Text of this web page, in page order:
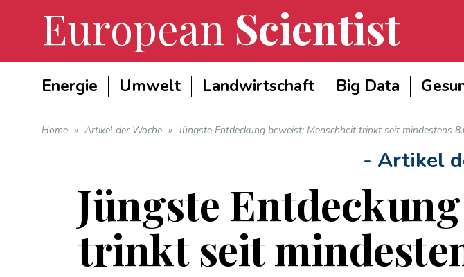
European Scientist
Energie Umwelt Landwirtschaft Big Data
Home » Artikel der Woche » Jüngste Entdeckung beweist: Menschheit trinkt seit mindestens
- Artikel
Jüngste
trinkt seit